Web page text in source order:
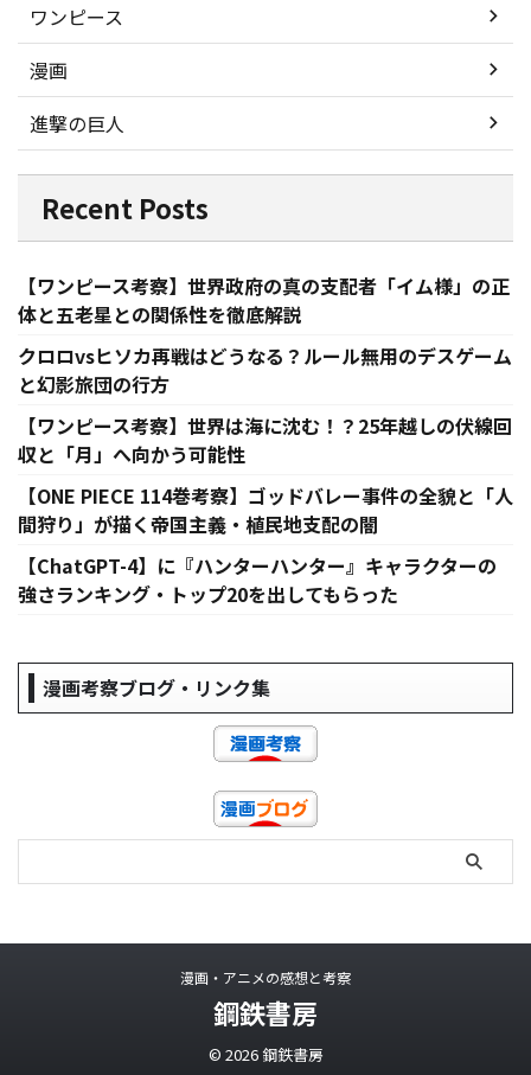
ワンピース
漫画
進撃の巨人
Recent Posts
【ワンピース考察】世界政府の真の支配者「イム様」の正
体と五老星との関係性を徹底解説
クロロvsヒソカ再戦はどうなる？ルール無用のデスゲーム
と幻影旅団の行方
【ワンピース考察】世界は海に沈む！？25年越しの伏線回
収と「月」へ向かう可能性
【ONE PIECE 114巻考察】ゴッドバレー事件の全貌と「人
間狩り」が描く帝国主義・植民地支配の闇
【ChatGPT-4】に『ハンターハンター』キャラクターの
強さランキング・トップ20を出してもらった
漫画考察ブログ・リンク集
漫画・アニメの感想と考察
鋼鉄書房
© 2026 鋼鉄書房